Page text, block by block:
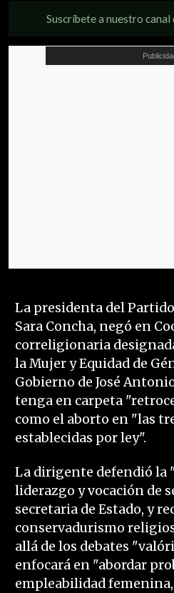
Suscríbete a nuestro canal
La presidenta del
Sara Concha, negó en
correligionaria
la Mujer y Equidad de
Gobierno de José
tenga en carpeta
como el aborto en "las
establecidas por ley".
La dirigente defendió la
liderazgo y vocación de
secretaria de Estado, y
conservadurismo
allá de los debates
enfocará en "abordar
empleabilidad femenina,